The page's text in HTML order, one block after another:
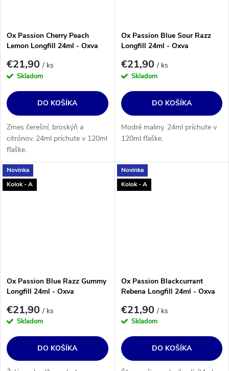
Ox Passion Cherry Peach
Lemon Longfill 24ml - Oxva
€21,90/ ks
Skladom
DO KOŠÍKA
Zmes čerešní, broskýň a
citrónov. 24ml príchute v 120ml
fľaške.
Ox Passion Blue Sour Razz
Longfill 24ml - Oxva
€21,90/ ks
Skladom
DO KOŠÍKA
Modré maliny. 24ml príchute v
120ml fľaške.
Novinka
Kolok - A
Ox Passion Blue Razz Gummy
Longfill 24ml - Oxva
€21,90/ ks
Skladom
DO KOŠÍKA
Novinka
Kolok - A
Ox Passion Blackcurrant
Rebena Longfill 24ml - Oxva
€21,90/ ks
Skladom
DO KOŠÍKA